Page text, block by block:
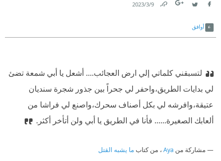
9‏/3‏/2023
أوافق
لتسبقني كلماتي إلي ارض العجائب.... أشعل يا أبي شمعة تضئ
لي بدايات الطريق،واحفر لي جحراً بين جذور شجرة سنديان
عتيقة،وافرشه لي بكل أصناف سحرك،واصنع لي فراشا من
ألعابك الصغيرة...... فأنا في الطريق يا أبي ولن أتأخر أكثر.
مشاركة من Aya ، من كتاب ما يشبه القتل